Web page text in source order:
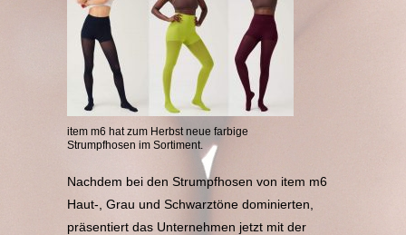
item m6 hat zum Herbst neue farbige
Strumpfhosen im Sortiment.
Nachdem bei den Strumpfhosen von item m6
Haut-, Grau und Schwarztöne dominierten,
präsentiert das Unternehmen jetzt mit der